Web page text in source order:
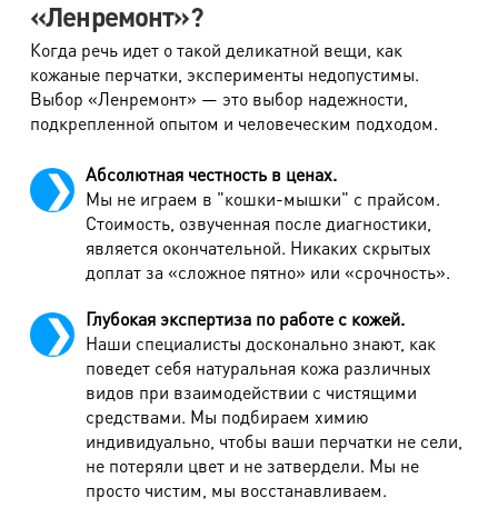
Жилет пуховой облегченный
650 руб.
Пальто пуховое (от 90 см)
1400 руб.
Комбинезон пуховой
1890 руб.
Полукомбинезон пуховой
Наличие капюшона
220 руб.
Водоотталкивающая пропитка до 90 см/ от 90
330/430
Облегченный пуховик: ширина простежки до 5 см, без
подкладки, отсутствует внутренний чехол для пуха.
Обработка капюшона включена в стоимость.
Изделия из натурального меха
Наименование работ
«Ленремонт»?
Когда речь идет о такой деликатной вещи, как
кожаные перчатки, эксперименты недопустимы.
Выбор «Ленремонт» — это выбор надежности,
подкрепленной опытом и человеческим подходом.
Абсолютная честность в ценах.
Мы не играем в "кошки-мышки" с прайсом.
Стоимость, озвученная после диагностики,
является окончательной. Никаких скрытых
доплат за «сложное пятно» или «срочность».
Глубокая экспертиза по работе с кожей.
Наши специалисты досконально знают, как
поведет себя натуральная кожа различных
видов при взаимодействии с чистящими
средствами. Мы подбираем химию
индивидуально, чтобы ваши перчатки не сели,
не потеряли цвет и не затвердели. Мы не
просто чистим, мы восстанавливаем.